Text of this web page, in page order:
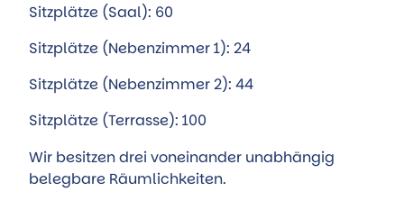
Sitzplätze (Saal): 60
Sitzplätze (Nebenzimmer 1): 24
Sitzplätze (Nebenzimmer 2): 44
Sitzplätze (Terrasse): 100
Wir besitzen drei voneinander unabhängig
belegbare Räumlichkeiten.